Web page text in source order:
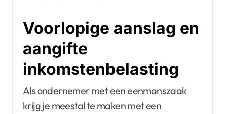
Voorlopige aanslag en
aangifte
inkomstenbelasting
Als ondernemer met een eenmanszaak
krijg je meestal te maken met een